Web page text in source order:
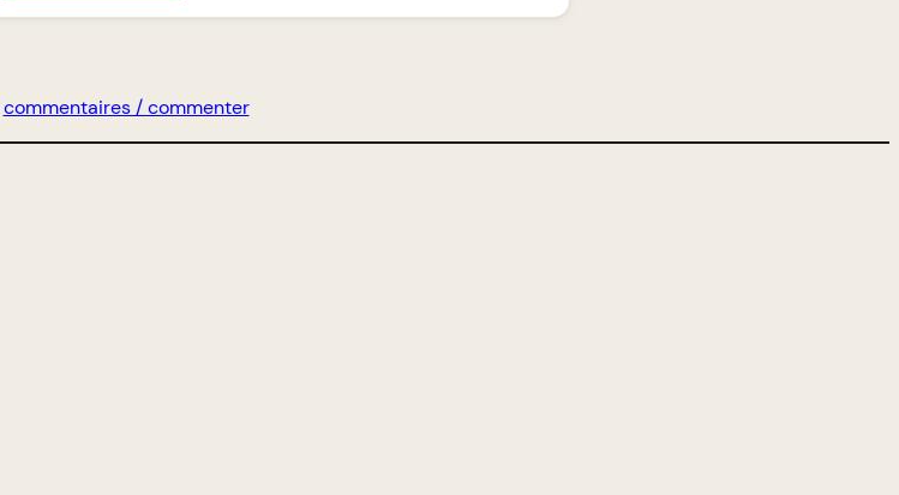
commentaires / commenter